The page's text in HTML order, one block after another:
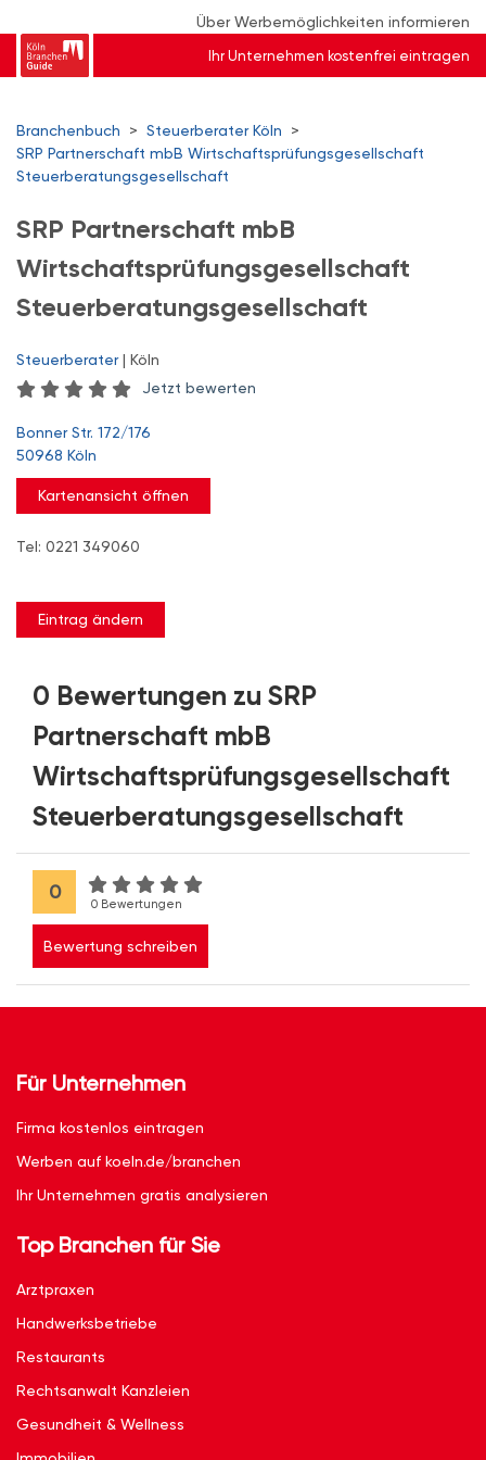
Über Werbemöglichkeiten informieren
Ihr Unternehmen kostenfrei eintragen
Branchenbuch > Steuerberater Köln
>
SRP Partnerschaft mbB Wirtschaftsprüfungsgesellschaft
Steuerberatungsgesellschaft
SRP Partnerschaft mbB
Wirtschaftsprüfungsgesellschaft
Steuerberatungsgesellschaft
Steuerberater| Köln
Jetzt bewerten
Bonner Str. 172/176
50968 Köln
Kartenansicht öffnen
Tel: 0221 349060
Eintrag ändern
0 Bewertungen zu SRP
Partnerschaft mbB
Wirtschaftsprüfungsgesellschaft
Steuerberatungsgesellschaft
0
0 Bewertungen
Bewertung schreiben
Für Unternehmen
Firma kostenlos eintragen
Werben auf koeln.de/branchen
Ihr Unternehmen gratis analysieren
Top Branchen für Sie
Arztpraxen
Handwerksbetriebe
Restaurants
Rechtsanwalt Kanzleien
Gesundheit & Wellness